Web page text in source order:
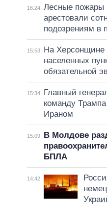
16:24 Лесные пожары
арестовали
подозрениям в
15:53
На Херсонщине
населенных
обязательной
15:34
Главный
команду
Ираном
15:09
В Молдове
БПЛА
14:42